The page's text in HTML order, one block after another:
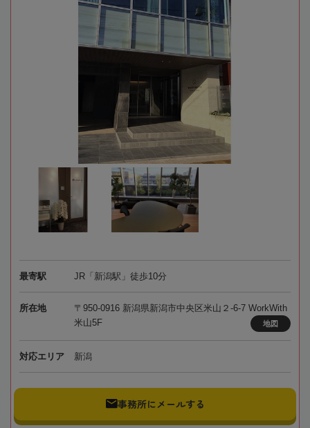
最寄駅 JR「新潟駅」徒歩10分
所在地
〒950-0916 新潟県新潟市中央区米山２-6-7 WorkWith
米山5F
地図
対応エリア 新潟
事務所にメールする